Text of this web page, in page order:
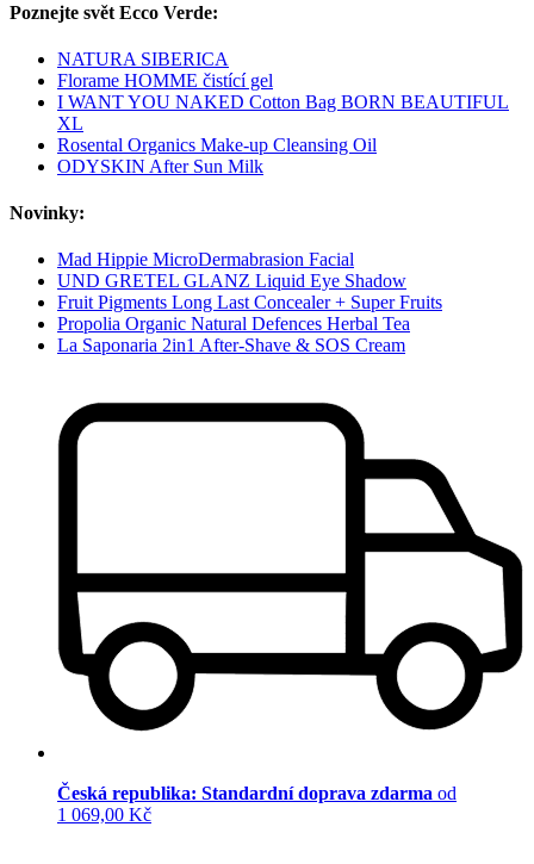
Poznejte svět Ecco Verde:
NATURA SIBERICA
Florame HOMME čistící gel
I WANT YOU NAKED Cotton Bag BORN BEAUTIFUL
XL
Rosental Organics Make-up Cleansing Oil
ODYSKIN After Sun Milk
Novinky:
Mad Hippie MicroDermabrasion Facial
UND GRETEL GLANZ Liquid Eye Shadow
Fruit Pigments Long Last Concealer + Super Fruits
Propolia Organic Natural Defences Herbal Tea
La Saponaria 2in1 After-Shave & SOS Cream
Česká republika: Standardní doprava zdarma od
1 069,00 Kč